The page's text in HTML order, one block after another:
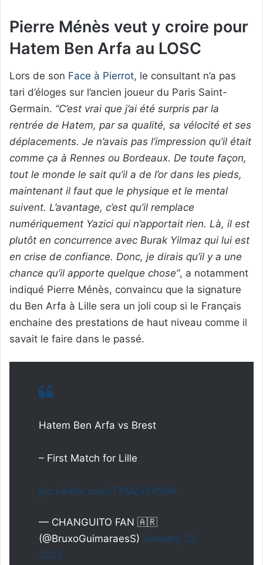
Pierre Ménès veut y croire pour
Hatem Ben Arfa au LOSC
Lors de son Face à Pierrot, le consultant n’a pas
tari d’éloges sur l’ancien joueur du Paris Saint-
Germain. “C’est vrai que j’ai été surpris par la
rentrée de Hatem, par sa qualité, sa vélocité et ses
déplacements. Je n’avais pas l’impression qu’il était
comme ça à Rennes ou Bordeaux. De toute façon,
tout le monde le sait qu’il a de l’or dans les pieds,
maintenant il faut que le physique et le mental
suivent. L’avantage, c’est qu’il remplace
numériquement Yazici qui n’apportait rien. Là, il est
plutôt en concurrence avec Burak Yilmaz qui lui est
en crise de confiance. Donc, je dirais qu’il y a une
chance qu’il apporte quelque chose”, a notamment
indiqué Pierre Ménès, convaincu que la signature
du Ben Arfa à Lille sera un joli coup si le Français
enchaine des prestations de haut niveau comme il
savait le faire dans le passé.
Hatem Ben Arfa vs Brest
– First Match for Lille
pic.twitter.com/TYMZx2RSDA
— CHANGUITO FAN 🇦🇷
(@BruxoGuimaraesS) January 22,
2022